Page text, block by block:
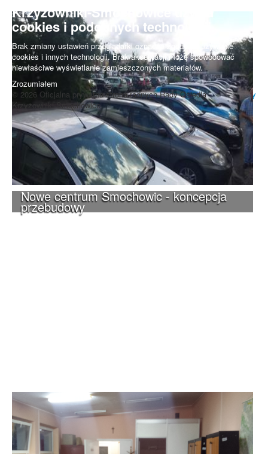
Nowe centrum Smochowic - koncepcja
przebudowy
Krzyżowniki-Smochowice używa
cookies i podobnych technologii.
Brak zmiany ustawień przeglądarki oznacza zgodę na używanie
cookies i innych technologii. Brak akceptacji może spowodować
niewłaściwe wyświetlanie zamieszczonych materiałów.
Zrozumiałem
Do góry
© 2026 Oficjalna prywatna strona radnych Rady Osiedla
Krzyżowniki-Smochowice.